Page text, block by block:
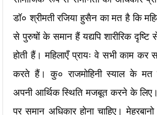
डॉ० श्रीमती रजिया हुसैन का मत है कि
से पुरुषों के समान हैं यद्यपि शारीरिक
होती हैं। महिलाएँ प्रायः वे सभी काम
करते हैं। कु० राजमोहिनी स्याल के मत
अपनी आर्थिक स्थिति मजबूत करने के लिए।
पर समान अधिकार होना चाहिए।